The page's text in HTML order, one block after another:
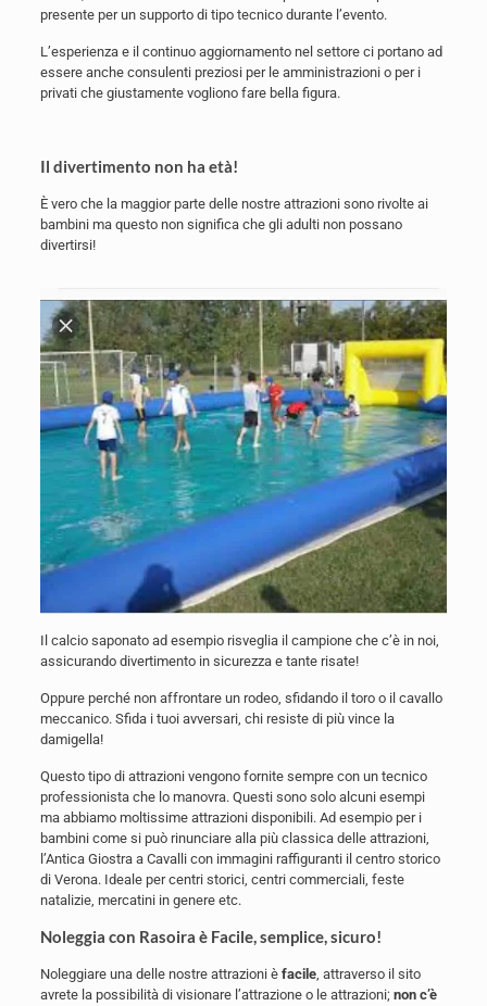
presente per un supporto di tipo tecnico durante l’evento.
L’esperienza e il continuo aggiornamento nel settore ci portano ad
essere anche consulenti preziosi per le amministrazioni o per i
privati che giustamente vogliono fare bella figura.
Il divertimento non ha età!
È vero che la maggior parte delle nostre attrazioni sono rivolte ai
bambini ma questo non significa che gli adulti non possano
divertirsi!
Il calcio saponato ad esempio risveglia il campione che c’è in noi,
assicurando divertimento in sicurezza e tante risate!
Oppure perché non affrontare un rodeo, sfidando il toro o il cavallo
meccanico. Sfida i tuoi avversari, chi resiste di più vince la
damigella!
Questo tipo di attrazioni vengono fornite sempre con un tecnico
professionista che lo manovra. Questi sono solo alcuni esempi
ma abbiamo moltissime attrazioni disponibili. Ad esempio per i
bambini come si può rinunciare alla più classica delle attrazioni,
l’Antica Giostra a Cavalli con immagini raffiguranti il centro storico
di Verona. Ideale per centri storici, centri commerciali, feste
natalizie, mercatini in genere etc.
Noleggia con Rasoira è Facile, semplice, sicuro!
Noleggiare una delle nostre attrazioni è facile, attraverso il sito
avrete la possibilità di visionare l’attrazione o le attrazioni; non c’è